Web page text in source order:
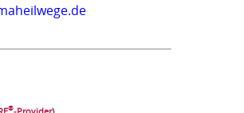
®‑Provider)